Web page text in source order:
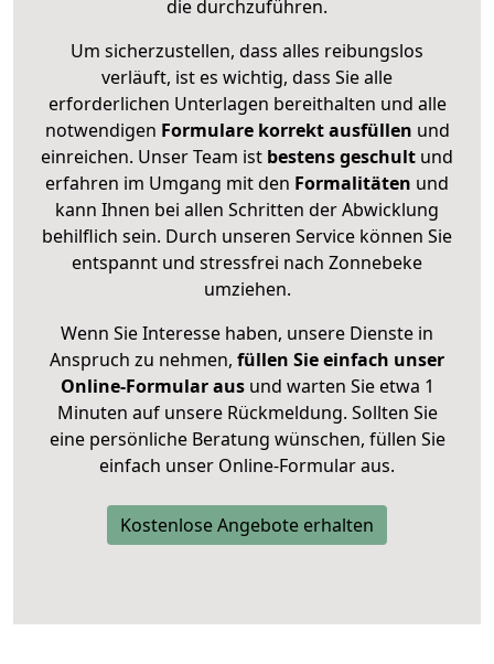
die durchzuführen.
Um sicherzustellen, dass alles reibungslos
verläuft, ist es wichtig, dass Sie alle
erforderlichen Unterlagen bereithalten und alle
notwendigen Formulare korrekt ausfüllen und
einreichen. Unser Team ist bestens geschult und
erfahren im Umgang mit den Formalitäten und
kann Ihnen bei allen Schritten der Abwicklung
behilflich sein. Durch unseren Service können Sie
entspannt und stressfrei nach Zonnebeke
umziehen.
Wenn Sie Interesse haben, unsere Dienste in
Anspruch zu nehmen, füllen Sie einfach unser
Online-Formular ausund warten Sie etwa 1
Minuten auf unsere Rückmeldung. Sollten Sie
eine persönliche Beratung wünschen, füllen Sie
einfach unser Online-Formular aus.
Kostenlose Angebote erhalten